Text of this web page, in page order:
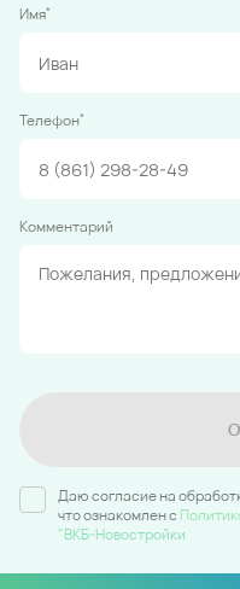
Имя*
Телефон*
Комментарий
Даю согласие на
что ознакомлен c
"ВКБ-Новостройки